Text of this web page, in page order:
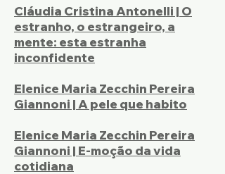
Cláudia Cristina Antonelli | O
estranho, o estrangeiro, a
mente: esta estranha
inconfidente
Elenice Maria Zecchin Pereira
Giannoni | A pele que habito
Elenice Maria Zecchin Pereira
Giannoni | E-moção da vida
cotidiana